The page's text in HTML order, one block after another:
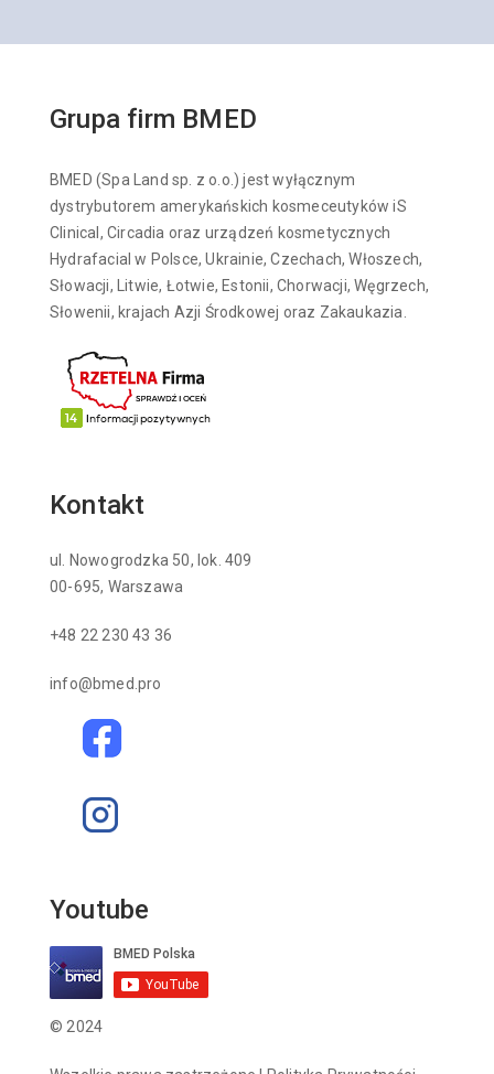
Grupa firm BMED
BMED (Spa Land sp. z o.o.) jest wyłącznym
dystrybutorem amerykańskich kosmeceutyków iS
Clinical, Circadia oraz urządzeń kosmetycznych
Hydrafacial w Polsce, Ukrainie, Czechach, Włoszech,
Słowacji, Litwie, Łotwie, Estonii, Chorwacji, Węgrzech,
Słowenii, krajach Azji Środkowej oraz Zakaukazia.
Kontakt
ul. Nowogrodzka 50, lok. 409
00-695, Warszawa
+48 22 230 43 36
info@bmed.pro
Youtube
© 2024